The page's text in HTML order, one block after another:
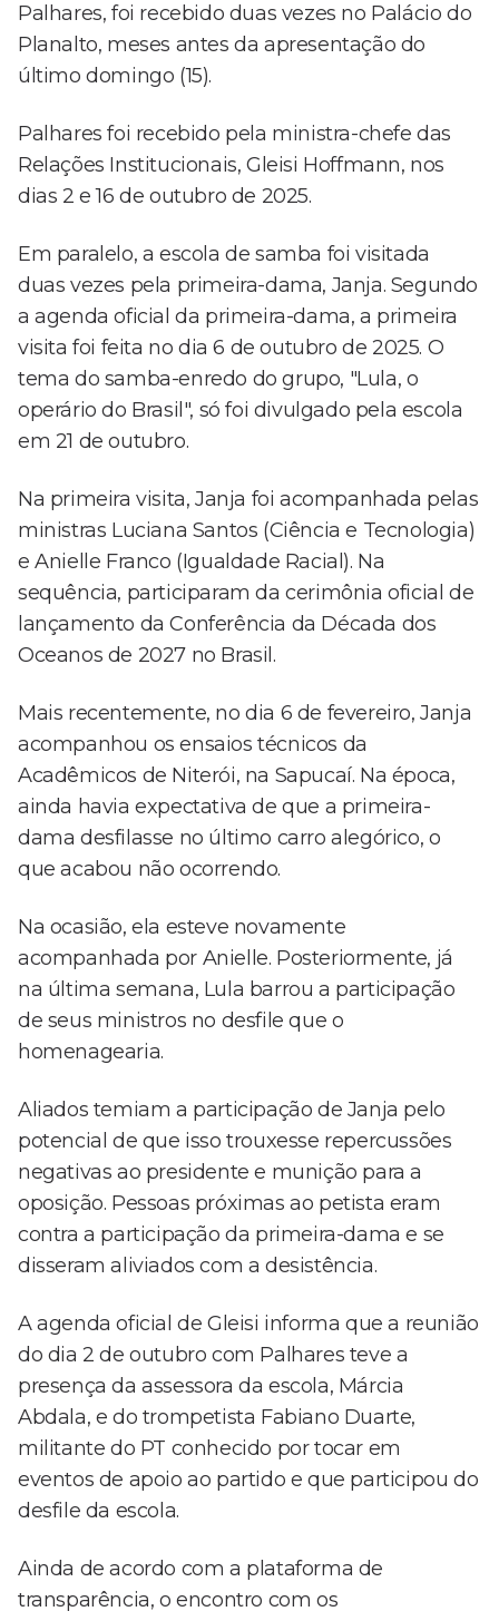
Palhares, foi recebido duas vezes no Palácio do
Planalto, meses antes da apresentação do
último domingo (15).
Palhares foi recebido pela ministra-chefe das
Relações Institucionais, Gleisi Hoffmann, nos
dias 2 e 16 de outubro de 2025.
Em paralelo, a escola de samba foi visitada
duas vezes pela primeira-dama, Janja. Segundo
a agenda oficial da primeira-dama, a primeira
visita foi feita no dia 6 de outubro de 2025. O
tema do samba-enredo do grupo, "Lula, o
operário do Brasil", só foi divulgado pela escola
em 21 de outubro.
Na primeira visita, Janja foi acompanhada pelas
ministras Luciana Santos (Ciência e Tecnologia)
e Anielle Franco (Igualdade Racial). Na
sequência, participaram da cerimônia oficial de
lançamento da Conferência da Década dos
Oceanos de 2027 no Brasil.
Mais recentemente, no dia 6 de fevereiro, Janja
acompanhou os ensaios técnicos da
Acadêmicos de Niterói, na Sapucaí. Na época,
ainda havia expectativa de que a primeira-
dama desfilasse no último carro alegórico, o
que acabou não ocorrendo.
Na ocasião, ela esteve novamente
acompanhada por Anielle. Posteriormente, já
na última semana, Lula barrou a participação
de seus ministros no desfile que o
homenagearia.
Aliados temiam a participação de Janja pelo
potencial de que isso trouxesse repercussões
negativas ao presidente e munição para a
oposição. Pessoas próximas ao petista eram
contra a participação da primeira-dama e se
disseram aliviados com a desistência.
A agenda oficial de Gleisi informa que a reunião
do dia 2 de outubro com Palhares teve a
presença da assessora da escola, Márcia
Abdala, e do trompetista Fabiano Duarte,
militante do PT conhecido por tocar em
eventos de apoio ao partido e que participou do
desfile da escola.
Ainda de acordo com a plataforma de
transparência, o encontro com os